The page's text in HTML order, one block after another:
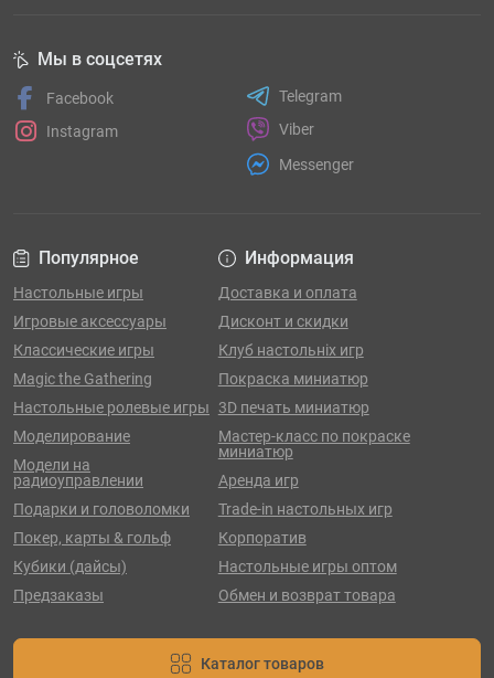
Популярное
Настольные игры
Игровые аксессуары
Классические игры
Magic the Gathering
Настольные ролевые игры
Моделирование
Модели на
радиоуправлении
Подарки и головоломки
Покер, карты & гольф
Кубики (дайсы)
Предзаказы
Информация
Доставка и оплата
Дисконт и скидки
Клуб настольніх игр
Покраска миниатюр
3D печать миниатюр
Мастер-класс по покраске
миниатюр
Аренда игр
Trade-in настольных игр
Корпоратив
Настольные игры оптом
Обмен и возврат товара
Каталог товаров
Мы в соцсетях
Facebook
Instagram
Telegram
Viber
Messenger